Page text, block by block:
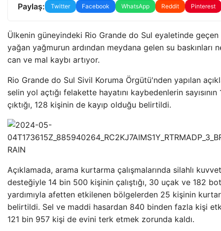
Paylaş: Twitter Facebook WhatsApp Reddit Pinterest
Ülkenin güneyindeki Rio Grande do Sul eyaletinde
yağan yağmurun ardından meydana gelen su baskınları
can ve mal kaybı artıyor.
Rio Grande do Sul Sivil Koruma Örgütü'nden yapılan
selin yol açtığı felakette hayatını kaybedenlerin sayısının
çıktığı, 128 kişinin de kayıp olduğu belirtildi.
Açıklamada, arama kurtarma çalışmalarında silahlı
desteğiyle 14 bin 500 kişinin çalıştığı, 30 uçak ve 182
yardımıyla afetten etkilenen bölgelerden 25 kişinin
belirtildi. Sel ve maddi hasardan 840 binden fazla kişi
121 bin 957 kişi de evini terk etmek zorunda kaldı.